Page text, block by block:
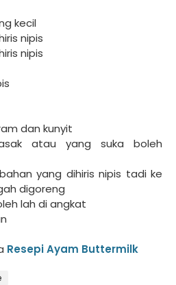
kecil
nipis
nipis
dan kunyit
atau yang suka boleh
yang dihiris nipis tadi ke
digoreng
lah di angkat
Resepi Ayam Buttermilk